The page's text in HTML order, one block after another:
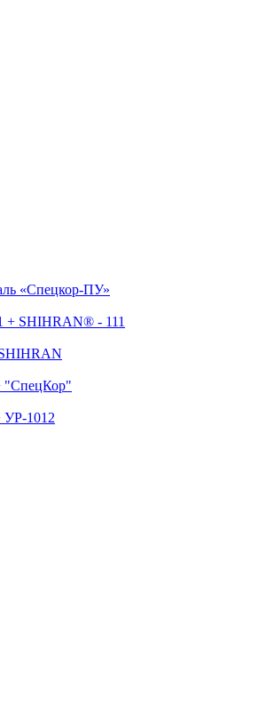
«Спецкор-ПУ»
+ SHIHRAN® - 111
"СпецКор"
УР-1012